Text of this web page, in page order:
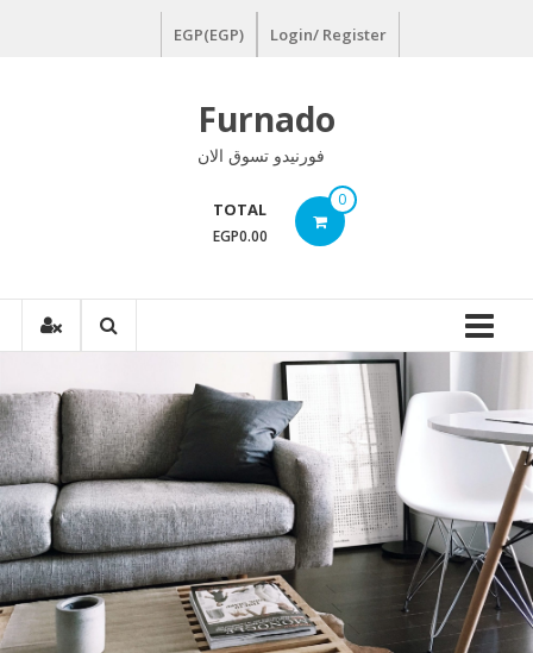
Login/ Register
EGP(EGP)
Furnado
فورنيدو تسوق الان
0
TOTAL
EGP0.00